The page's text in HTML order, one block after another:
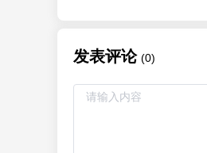
发表评论 (0)